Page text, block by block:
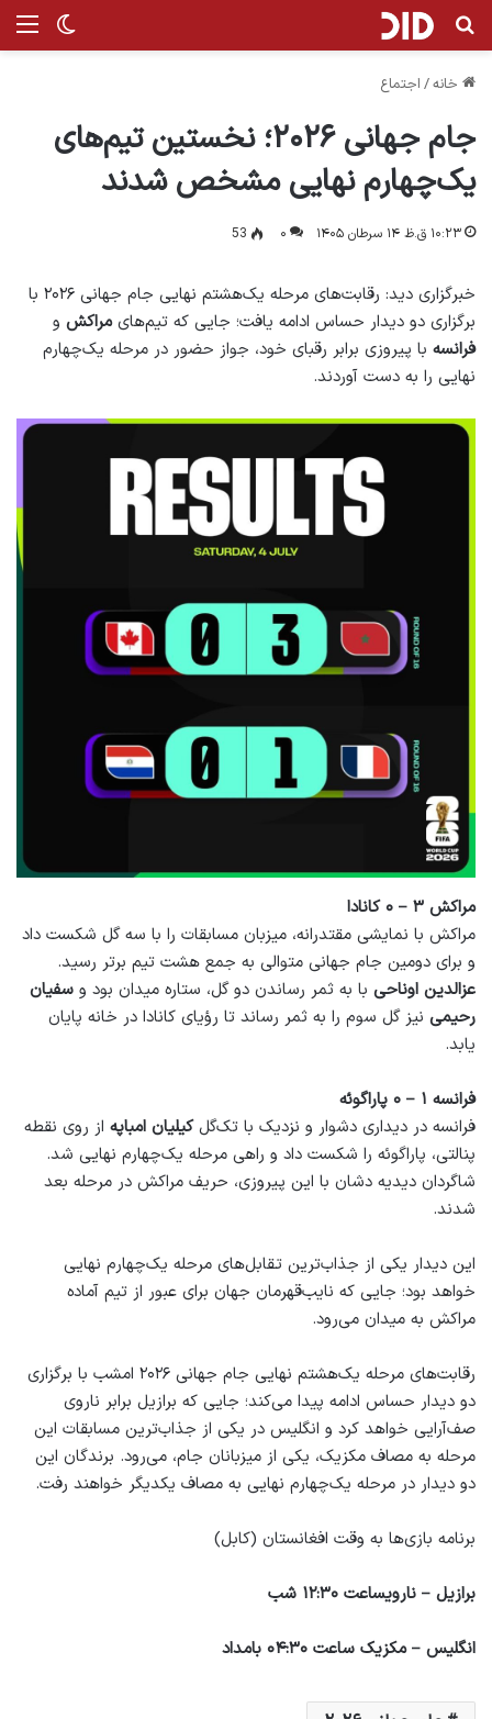
تغییر جستجو برای
خانه/ اجتماع
جام جهانی ۲۰۲۶؛ نخستین تیم‌های
یک‌چهارم نهایی مشخص شدند
۱۰:۲۳ ق.ظ ۱۴ سرطان ۱۴۰۵ ۰ 53
خبرگزاری دید: رقابت‌های مرحله یک‌هشتم نهایی جام جهانی ۲۰۲۶ با
برگزاری دو دیدار حساس ادامه یافت؛ جایی که تیم‌هایمراکش و
فرانسه با پیروزی برابر رقبای خود، جواز حضور در مرحله یک‌چهارم
نهایی را به دست آوردند.
مراکش ۳ – ۰ کانادا
مراکش با نمایشی مقتدرانه، میزبان مسابقات را با سه گل شکست داد
و برای دومین جام جهانی متوالی به جمع هشت تیم برتر رسید.
عزالدین اوناحی با به ثمر رساندن دو گل، ستاره میدان بود و سفیان
رحیمی نیز گل سوم را به ثمر رساند تا رؤیای کانادا در خانه پایان
یابد.
فرانسه ۱ – ۰ پاراگوئه
فرانسه در دیداری دشوار و نزدیک با تک‌گلکیلیان امباپه از روی نقطه
پنالتی، پاراگوئه را شکست داد و راهی مرحله یک‌چهارم نهایی شد.
شاگردان دیدیه دشان با این پیروزی، حریف مراکش در مرحله بعد
شدند.
این دیدار یکی از جذاب‌ترین تقابل‌های مرحله یک‌چهارم نهایی
خواهد بود؛ جایی که نایب‌قهرمان جهان برای عبور از تیم آماده
مراکش به میدان می‌رود.
رقابت‌های مرحله یک‌هشتم نهایی جام جهانی ۲۰۲۶ امشب با برگزاری
دو دیدار حساس ادامه پیدا می‌کند؛ جایی که برازیل برابر ناروی
صف‌آرایی خواهد کرد و انگلیس در یکی از جذاب‌ترین مسابقات این
مرحله به مصاف مکزیک، یکی از میزبانان جام، می‌رود. برندگان این
دو دیدار در مرحله یک‌چهارم نهایی به مصاف یکدیگر خواهند رفت.
برنامه بازی‌ها به وقت افغانستان (کابل)
برازیل – نارویساعت ۱۲:۳۰ شب
انگلیس – مکزیک ساعت ۰۴:۳۰ بامداد